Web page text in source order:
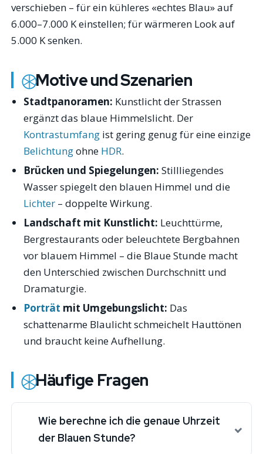
verschieben – für ein kühleres «echtes Blau» auf
6.000–7.000 K einstellen; für wärmeren Look auf
5.000 K senken.
Motive und Szenarien
Stadtpanoramen: Kunstlicht der Strassen
ergänzt das blaue Himmelslicht. Der
Kontrastumfangist gering genug für eine einzige
Belichtungohne HDR.
Brücken und Spiegelungen: Stillliegendes
Wasser spiegelt den blauen Himmel und die
Lichter– doppelte Wirkung.
Landschaft mit Kunstlicht: Leuchttürme,
Bergrestaurants oder beleuchtete Bergbahnen
vor blauem Himmel – die Blaue Stunde macht
den Unterschied zwischen Durchschnitt und
Dramaturgie.
Porträt mit Umgebungslicht: Das
schattenarme Blaulicht schmeichelt Hauttönen
und braucht keine Aufhellung.
Häufige Fragen
Wie berechne ich die genaue Uhrzeit
der Blauen Stunde?